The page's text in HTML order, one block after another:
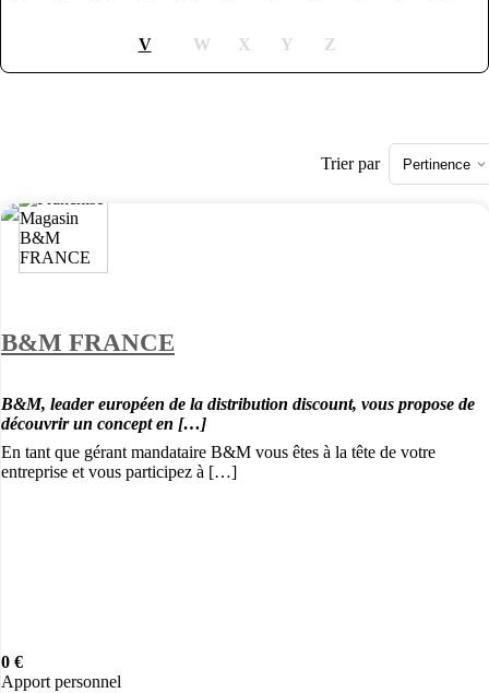
V W X Y Z
Trier par Pertinence
B&M FRANCE
B&M, leader européen de la distribution discount, vous propose de
découvrir un concept en […]
En tant que gérant mandataire B&M vous êtes à la tête de votre
entreprise et vous participez à […]
0 €
Apport personnel